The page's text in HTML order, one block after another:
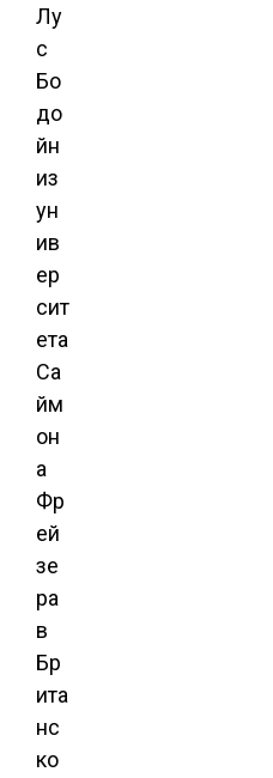
Лу
с
Бо
до
йн
из
ун
ив
ер
сит
ета
Са
йм
он
а
Фр
ей
зе
ра
в
Бр
ита
нс
ко